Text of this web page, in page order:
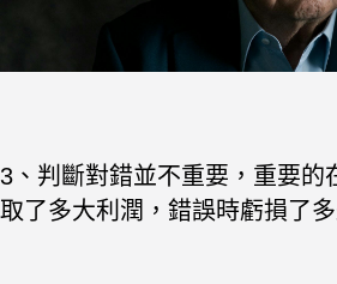
3、判斷對錯並不重要，重要的
取了多大利潤，錯誤時虧損了多